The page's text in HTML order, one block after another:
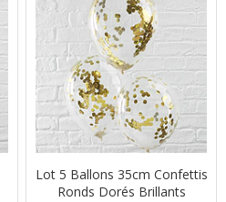
Lot 5 Ballons 35cm Confettis
Ronds Dorés Brillants